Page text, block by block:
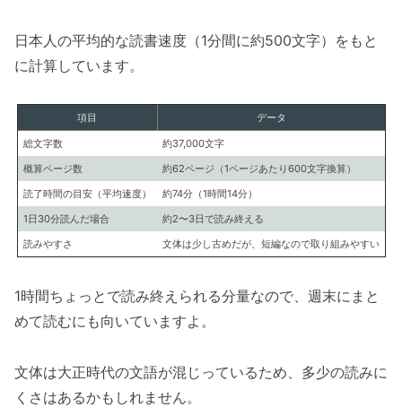
日本人の平均的な読書速度（1分間に約500文字）をもと
に計算しています。
項目 データ
総文字数
約37,000文字
概算ページ数
約62ページ（1ページあたり600文字換算）
読了時間の目安（平均速度）
約74分（1時間14分）
1日30分読んだ場合
約2〜3日で読み終える
読みやすさ
文体は少し古めだが、短編なので取り組みやすい
1時間ちょっとで読み終えられる分量なので、週末にまと
めて読むにも向いていますよ。
文体は大正時代の文語が混じっているため、多少の読みに
くさはあるかもしれません。